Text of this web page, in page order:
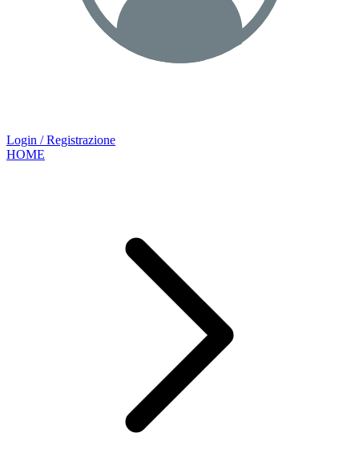
Login / Registrazione
HOME